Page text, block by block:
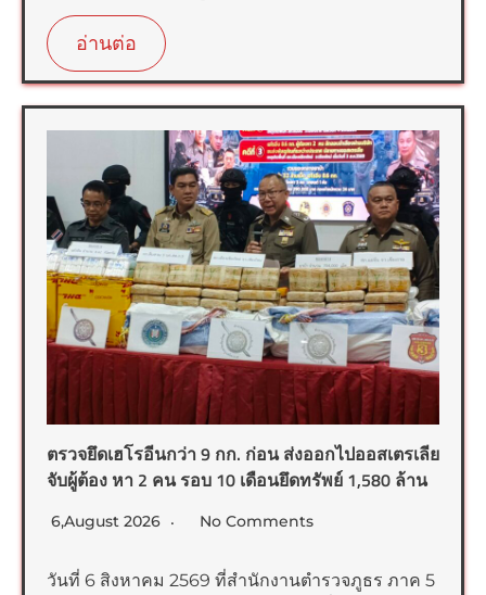
อ่านต่อ
ตรวจยึดเฮโรอีนกว่า 9 กก. ก่อน ส่งออกไปออสเตรเลีย
จับผู้ต้อง หา 2 คน รอบ 10 เดือนยึดทรัพย์ 1,580 ล้าน
6,August 2026 No Comments
วันที่ 6 สิงหาคม 2569 ที่สำนักงานตำรวจภูธร ภาค 5